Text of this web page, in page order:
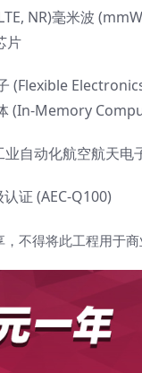
NR)毫米波
片
(Flexible
(In-Memory
自动化航空航天
证 (AEC-Q100)
不得将此工程用于